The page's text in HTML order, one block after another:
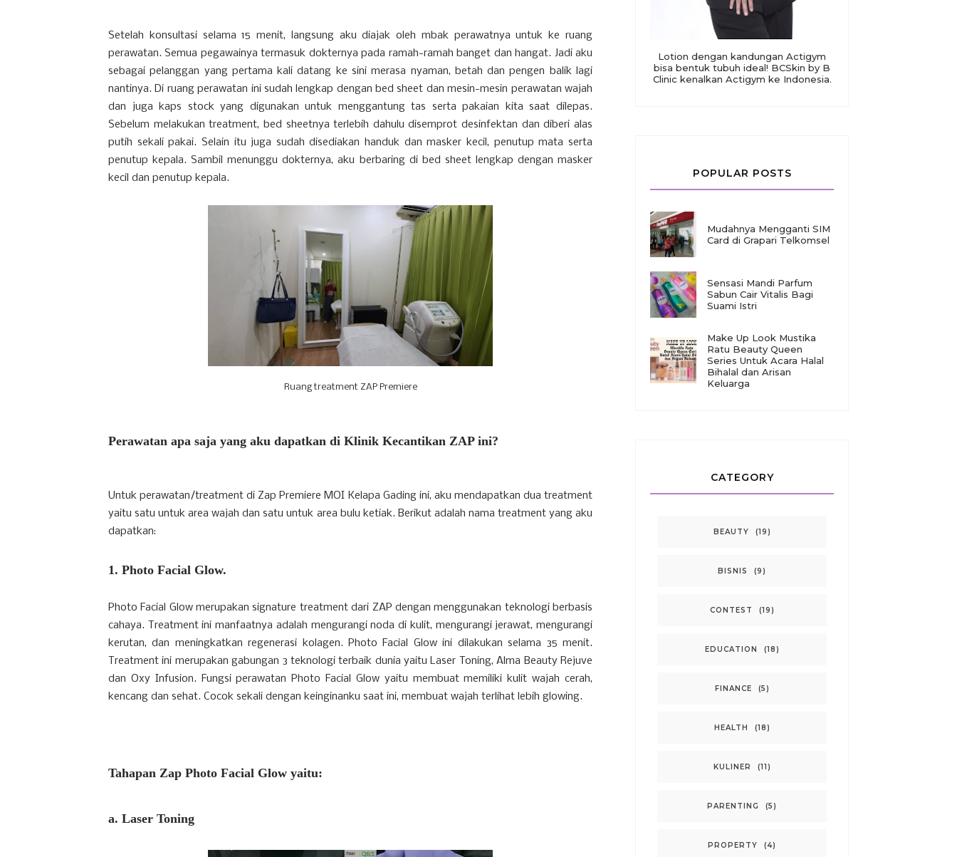
Setelah konsultasi selama 15 menit, langsung aku diajak oleh mbak perawatnya untuk ke ruang
perawatan. Semua pegawainya termasuk dokternya pada ramah-ramah banget dan hangat. Jadi aku
sebagai pelanggan yang pertama kali datang ke sini merasa nyaman, betah dan pengen balik lagi
nantinya. Di ruang perawatan ini sudah lengkap dengan bed sheet dan mesin-mesin perawatan wajah
dan juga kaps stock yang digunakan untuk menggantung tas serta pakaian kita saat dilepas.
Sebelum melakukan treatment, bed sheetnya terlebih dahulu disemprot desinfektan dan diberi alas
putih sekali pakai. Selain itu juga sudah disediakan handuk dan masker kecil, penutup mata serta
penutup kepala. Sambil menunggu dokternya, aku berbaring di bed sheet lengkap dengan masker
kecil dan penutup kepala.
Ruang treatment ZAP Premiere
Perawatan apa saja yang aku dapatkan di Klinik Kecantikan ZAP ini?
Untuk perawatan/treatment di Zap Premiere MOI Kelapa Gading ini, aku mendapatkan dua treatment
yaitu satu untuk area wajah dan satu untuk area bulu ketiak. Berikut adalah nama treatment yang aku
dapatkan:
1. Photo Facial Glow.
Photo Facial Glow merupakan signature treatment dari ZAP dengan menggunakan teknologi berbasis
cahaya. Treatment ini manfaatnya adalah mengurangi noda di kulit, mengurangi jerawat, mengurangi
kerutan, dan meningkatkan regenerasi kolagen. Photo Facial Glow ini dilakukan selama 35 menit.
Treatment ini merupakan gabungan 3 teknologi terbaik dunia yaitu Laser Toning, Alma Beauty Rejuve
dan Oxy Infusion. Fungsi perawatan Photo Facial Glow yaitu membuat memiliki kulit wajah cerah,
kencang dan sehat. Cocok sekali dengan keinginanku saat ini, membuat wajah terlihat lebih glowing.
Tahapan Zap Photo Facial Glow yaitu:
a. Laser Toning
Lotion dengan kandungan Actigym
bisa bentuk tubuh ideal! BCSkin by B
Clinic kenalkan Actigym ke Indonesia.
POPULAR POSTS
Mudahnya Mengganti SIM
Card di Grapari Telkomsel
Sensasi Mandi Parfum
Sabun Cair Vitalis Bagi
Suami Istri
Make Up Look Mustika
Ratu Beauty Queen
Series Untuk Acara Halal
Bihalal dan Arisan
Keluarga
CATEGORY
BEAUTY (19)
BISNIS (9)
CONTEST (19)
EDUCATION (18)
FINANCE (5)
HEALTH (18)
KULINER (11)
PARENTING (5)
PROPERTY (4)